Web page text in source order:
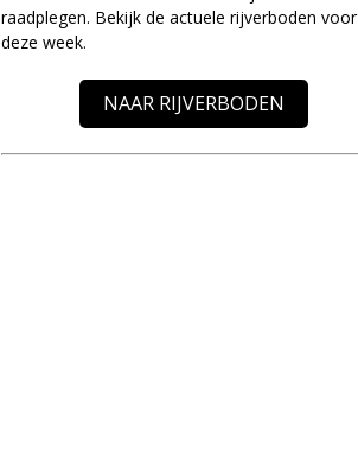
raadplegen. Bekijk de actuele rijverboden voor
deze week.
NAAR RIJVERBODEN